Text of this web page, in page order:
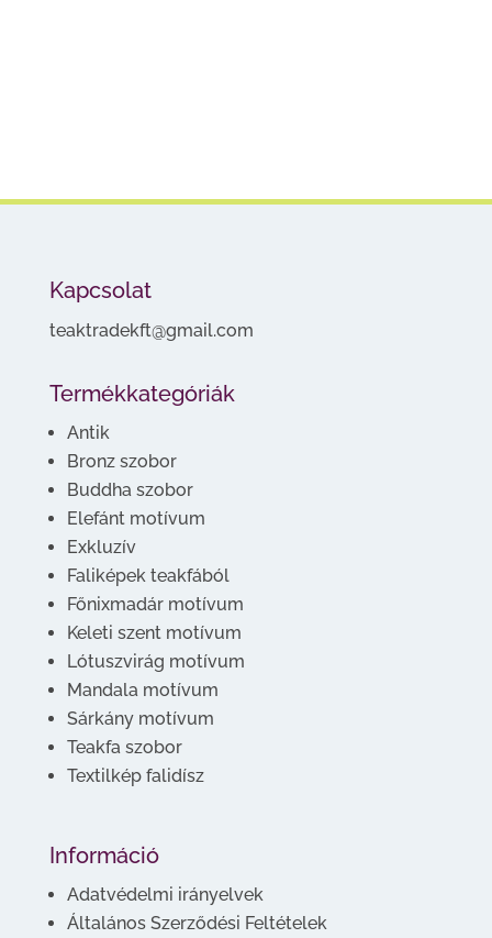
Kapcsolat
teaktradekft@gmail.com
Termékkategóriák
Antik
Bronz szobor
Buddha szobor
Elefánt motívum
Exkluzív
Faliképek teakfából
Főnixmadár motívum
Keleti szent motívum
Lótuszvirág motívum
Mandala motívum
Sárkány motívum
Teakfa szobor
Textilkép falidísz
Információ
Adatvédelmi irányelvek
Általános Szerződési Feltételek